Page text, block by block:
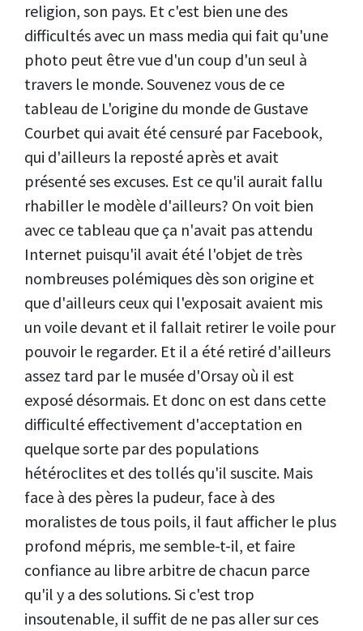
religion, son pays. Et c'est bien une des
difficultés avec un mass media qui fait qu'une
photo peut être vue d'un coup d'un seul à
travers le monde. Souvenez vous de ce
tableau de L'origine du monde de Gustave
Courbet qui avait été censuré par Facebook,
qui d'ailleurs la reposté après et avait
présenté ses excuses. Est ce qu'il aurait fallu
rhabiller le modèle d'ailleurs? On voit bien
avec ce tableau que ça n'avait pas attendu
Internet puisqu'il avait été l'objet de très
nombreuses polémiques dès son origine et
que d'ailleurs ceux qui l'exposait avaient mis
un voile devant et il fallait retirer le voile pour
pouvoir le regarder. Et il a été retiré d'ailleurs
assez tard par le musée d'Orsay où il est
exposé désormais. Et donc on est dans cette
difficulté effectivement d'acceptation en
quelque sorte par des populations
hétéroclites et des tollés qu'il suscite. Mais
face à des pères la pudeur, face à des
moralistes de tous poils, il faut afficher le plus
profond mépris, me semble-t-il, et faire
confiance au libre arbitre de chacun parce
qu'il y a des solutions. Si c'est trop
insoutenable, il suffit de ne pas aller sur ces